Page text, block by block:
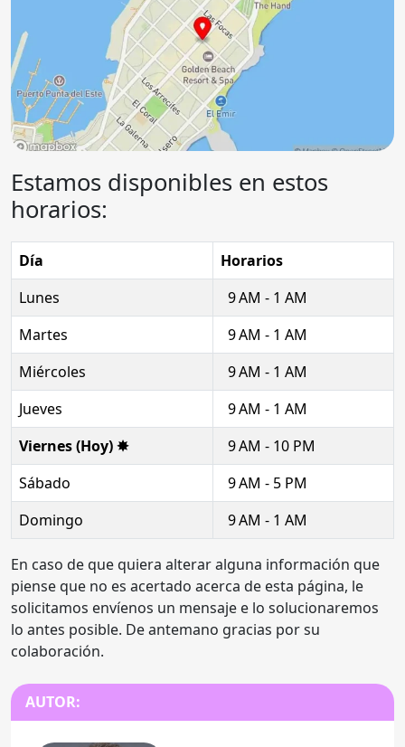
Estamos disponibles en estos
horarios:
Día
Horarios
Lunes
9 AM - 1 AM
Martes
9 AM - 1 AM
Miércoles
9 AM - 1 AM
Jueves
9 AM - 1 AM
Viernes (Hoy) ✸
9 AM - 10 PM
Sábado
9 AM - 5 PM
Domingo
9 AM - 1 AM
En caso de que quiera alterar alguna información que
piense que no es acertado acerca de esta página, le
solicitamos envíenos un mensaje e lo solucionaremos
lo antes posible. De antemano gracias por su
colaboración.
AUTOR: